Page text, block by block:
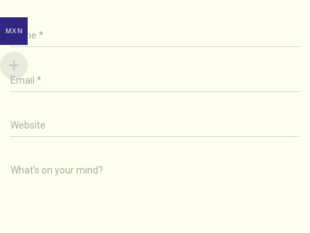
Name *
Email *
Website
What's on your mind?
MXN